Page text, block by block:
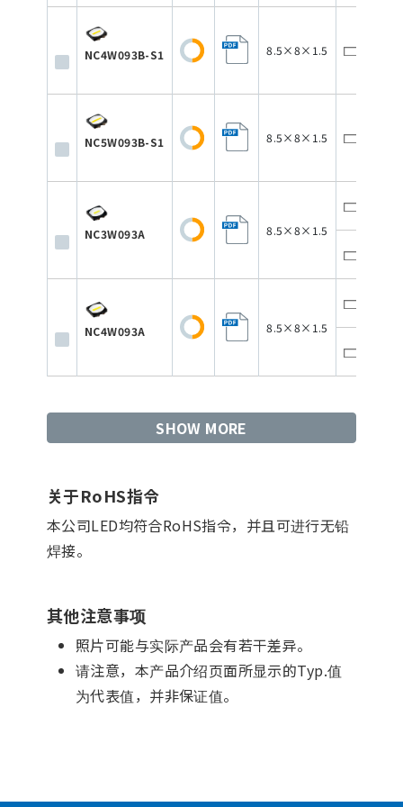
NC4W093B-S1 8.5×8×1.5
NC5W093B-S1 8.5×8×1.5
NC3W093A 8.5×8×1.5
NC4W093A 8.5×8×1.5
SHOW MORE
关于RoHS指令
本公司LED均符合RoHS指令，并且可进行无铅
焊接。
其他注意事项
照片可能与实际产品会有若干差异。
请注意，本产品介绍页面所显示的Typ.值
为代表值，并非保证值。